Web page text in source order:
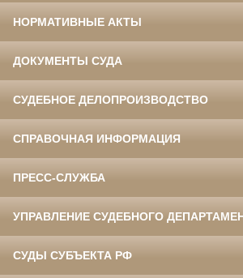
НОРМАТИВНЫЕ АКТЫ
ДОКУМЕНТЫ СУДА
СУДЕБНОЕ ДЕЛОПРОИЗВОДСТВО
СПРАВОЧНАЯ ИНФОРМАЦИЯ
ПРЕСС-СЛУЖБА
УПРАВЛЕНИЕ СУДЕБНОГО
СУДЫ СУБЪЕКТА РФ